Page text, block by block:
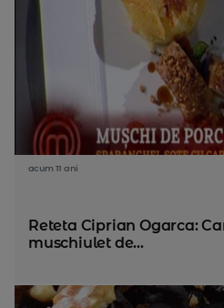
acum 11 ani
Reteta Ciprian Ogarca:
muschiulet de...